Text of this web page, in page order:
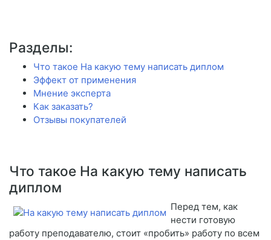
Разделы:
Что такое На какую тему написать диплом
Эффект от применения
Мнение эксперта
Как заказать?
Отзывы покупателей
Что такое На какую тему написать
диплом
Перед тем, как
нести готовую
работу преподавателю, стоит «пробить» работу по всем